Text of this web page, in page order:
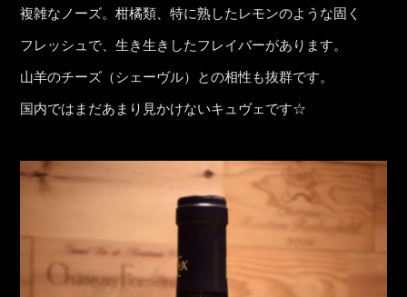
複雑なノーズ。柑橘類、特に熟したレモンのような固く
フレッシュで、生き生きしたフレイバーがあります。
山羊のチーズ（シェーヴル）との相性も抜群です。
国内ではまだあまり見かけないキュヴェです☆